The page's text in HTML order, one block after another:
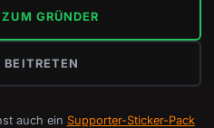
GRÜNDER
BEITRETEN
auch ein Supporter-Sticker-Pack